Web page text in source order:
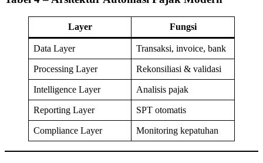
Layer Fungsi
Data Layer Transaksi, invoice, bank
Processing Layer Rekonsiliasi & validasi
Intelligence Layer Analisis pajak
Reporting Layer SPT otomatis
Compliance Layer Monitoring kepatuhan